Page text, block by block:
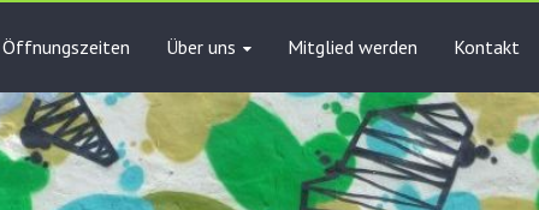
Öffnungszeiten Über uns Mitglied werden Kontakt